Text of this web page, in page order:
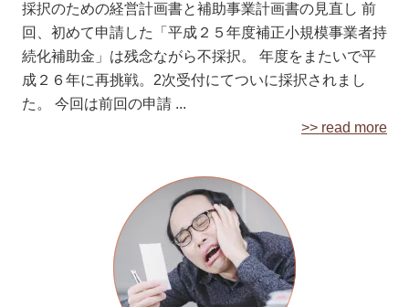
採択のための経営計画書と補助事業計画書の見直し 前
回、初めて申請した「平成２５年度補正小規模事業者持
続化補助金」は残念ながら不採択。 年度をまたいで平
成２６年に再挑戦。2次受付にてついに採択されまし
た。 今回は前回の申請 ...
>> read more